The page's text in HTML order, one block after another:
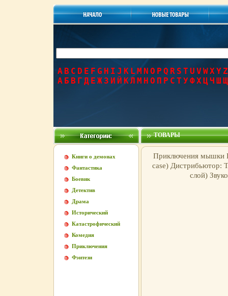
A B C D E F G H I J K L M N O P Q R S T U V WXYZ
А Б В Г Д Е Ж З И Й КЛ М Н О П Р С Т УФХЦЧ Ш Щ
Книги о демонах
Фантастика
Боевик
Детектив
Драма
Исторический
Катастрофический
Комедия
Приключения
Фэнтези
ТОВАРЫ
Приключения мышки
case) Дистрибьютор:
слой)